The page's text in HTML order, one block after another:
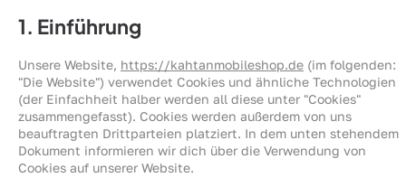
1. Einführung
Unsere Website, https://kahtanmobileshop.de (im folgenden:
"Die Website") verwendet Cookies und ähnliche Technologien
(der Einfachheit halber werden all diese unter "Cookies"
zusammengefasst). Cookies werden außerdem von uns
beauftragten Drittparteien platziert. In dem unten stehendem
Dokument informieren wir dich über die Verwendung von
Cookies auf unserer Website.